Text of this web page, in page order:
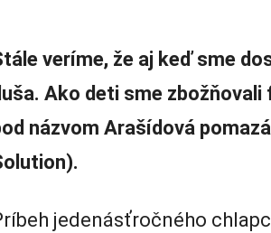
veríme, že aj keď sme
Ako deti sme
názvom Arašídová
jedenásťročného